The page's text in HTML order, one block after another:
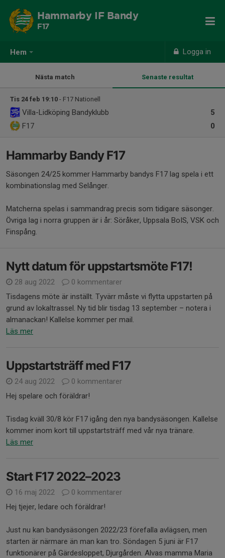
Hem Logga in
Hammarby IF Bandy
F17
Nästa match Senaste resultat
Tis 24 feb 19:10 - F17 Nationell
5
Villa-Lidköping Bandyklubb
0
F17
Hammarby Bandy F17
Säsongen 24/25 kommer Hammarby bandys F17 lag spela i ett
kombinationslag med Selånger.
Matcherna spelas i sammandrag precis som tidigare säsonger.
Övriga lag i norra gruppen är i år: Söråker, Uppsala BoIS, VSK och
Finspång.
Nytt datum för uppstartsmöte F17!
28 aug 2022
0 kommentarer
Tisdagens möte är inställt. Tyvärr måste vi flytta uppstarten på
grund av lokaltrassel. Ny tid blir tisdag 13 september – notera i
almanackan! Kallelse kommer per mail.
Läs mer
Uppstartsträff med F17
24 aug 2022
0 kommentarer
Hej spelare och föräldrar!
Tisdag kväll 30/8 kör F17 igång den nya bandysäsongen. Kallelse
kommer inom kort till uppstartsträff med vår nya tränare.
Läs mer
Start F17 2022–2023
16 maj 2022
0 kommentarer
Hej tjejer, ledare och föräldrar!
Just nu kan bandysäsongen 2022/23 förefalla avlägsen, men
starten är närmare än man kan tro. Söndagen 5 juni är F17
funktionärer på Gärdesloppet, Djurgården. Alvas mamma Maria